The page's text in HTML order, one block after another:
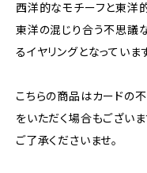
西洋的なモチーフと東洋
東洋の混じり合う不思議
るイヤリングとなっています
こちらの商品はカードの
をいただく場合もございま
ご了承くださいませ。